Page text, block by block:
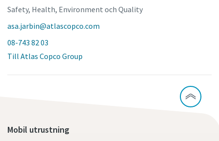
Safety, Health, Environment och Quality
asa.jarbin@atlascopco.com
08-743 82 03
Till Atlas Copco Group
Mobil utrustning